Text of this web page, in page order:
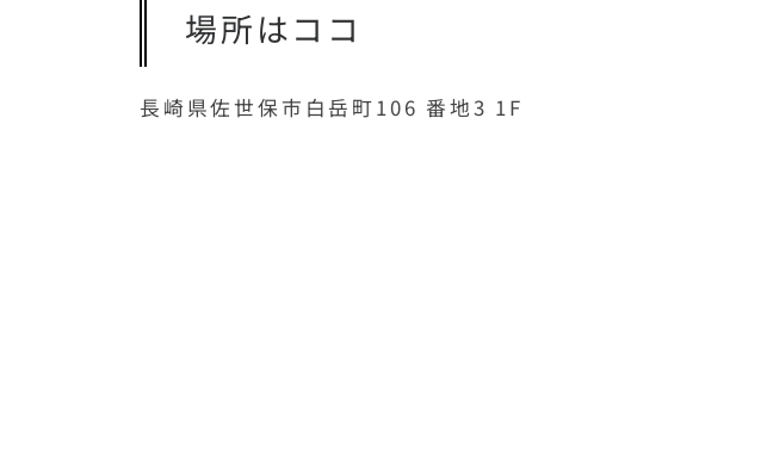
場所はココ
長崎県佐世保市白岳町106 番地3 1F